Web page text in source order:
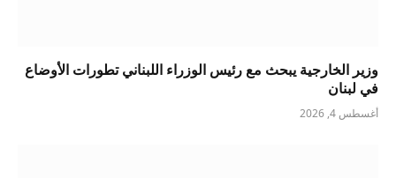
وزير الخارجية يبحث مع رئيس الوزراء اللبناني تطورات الأوضاع
في لبنان
أغسطس 4, 2026